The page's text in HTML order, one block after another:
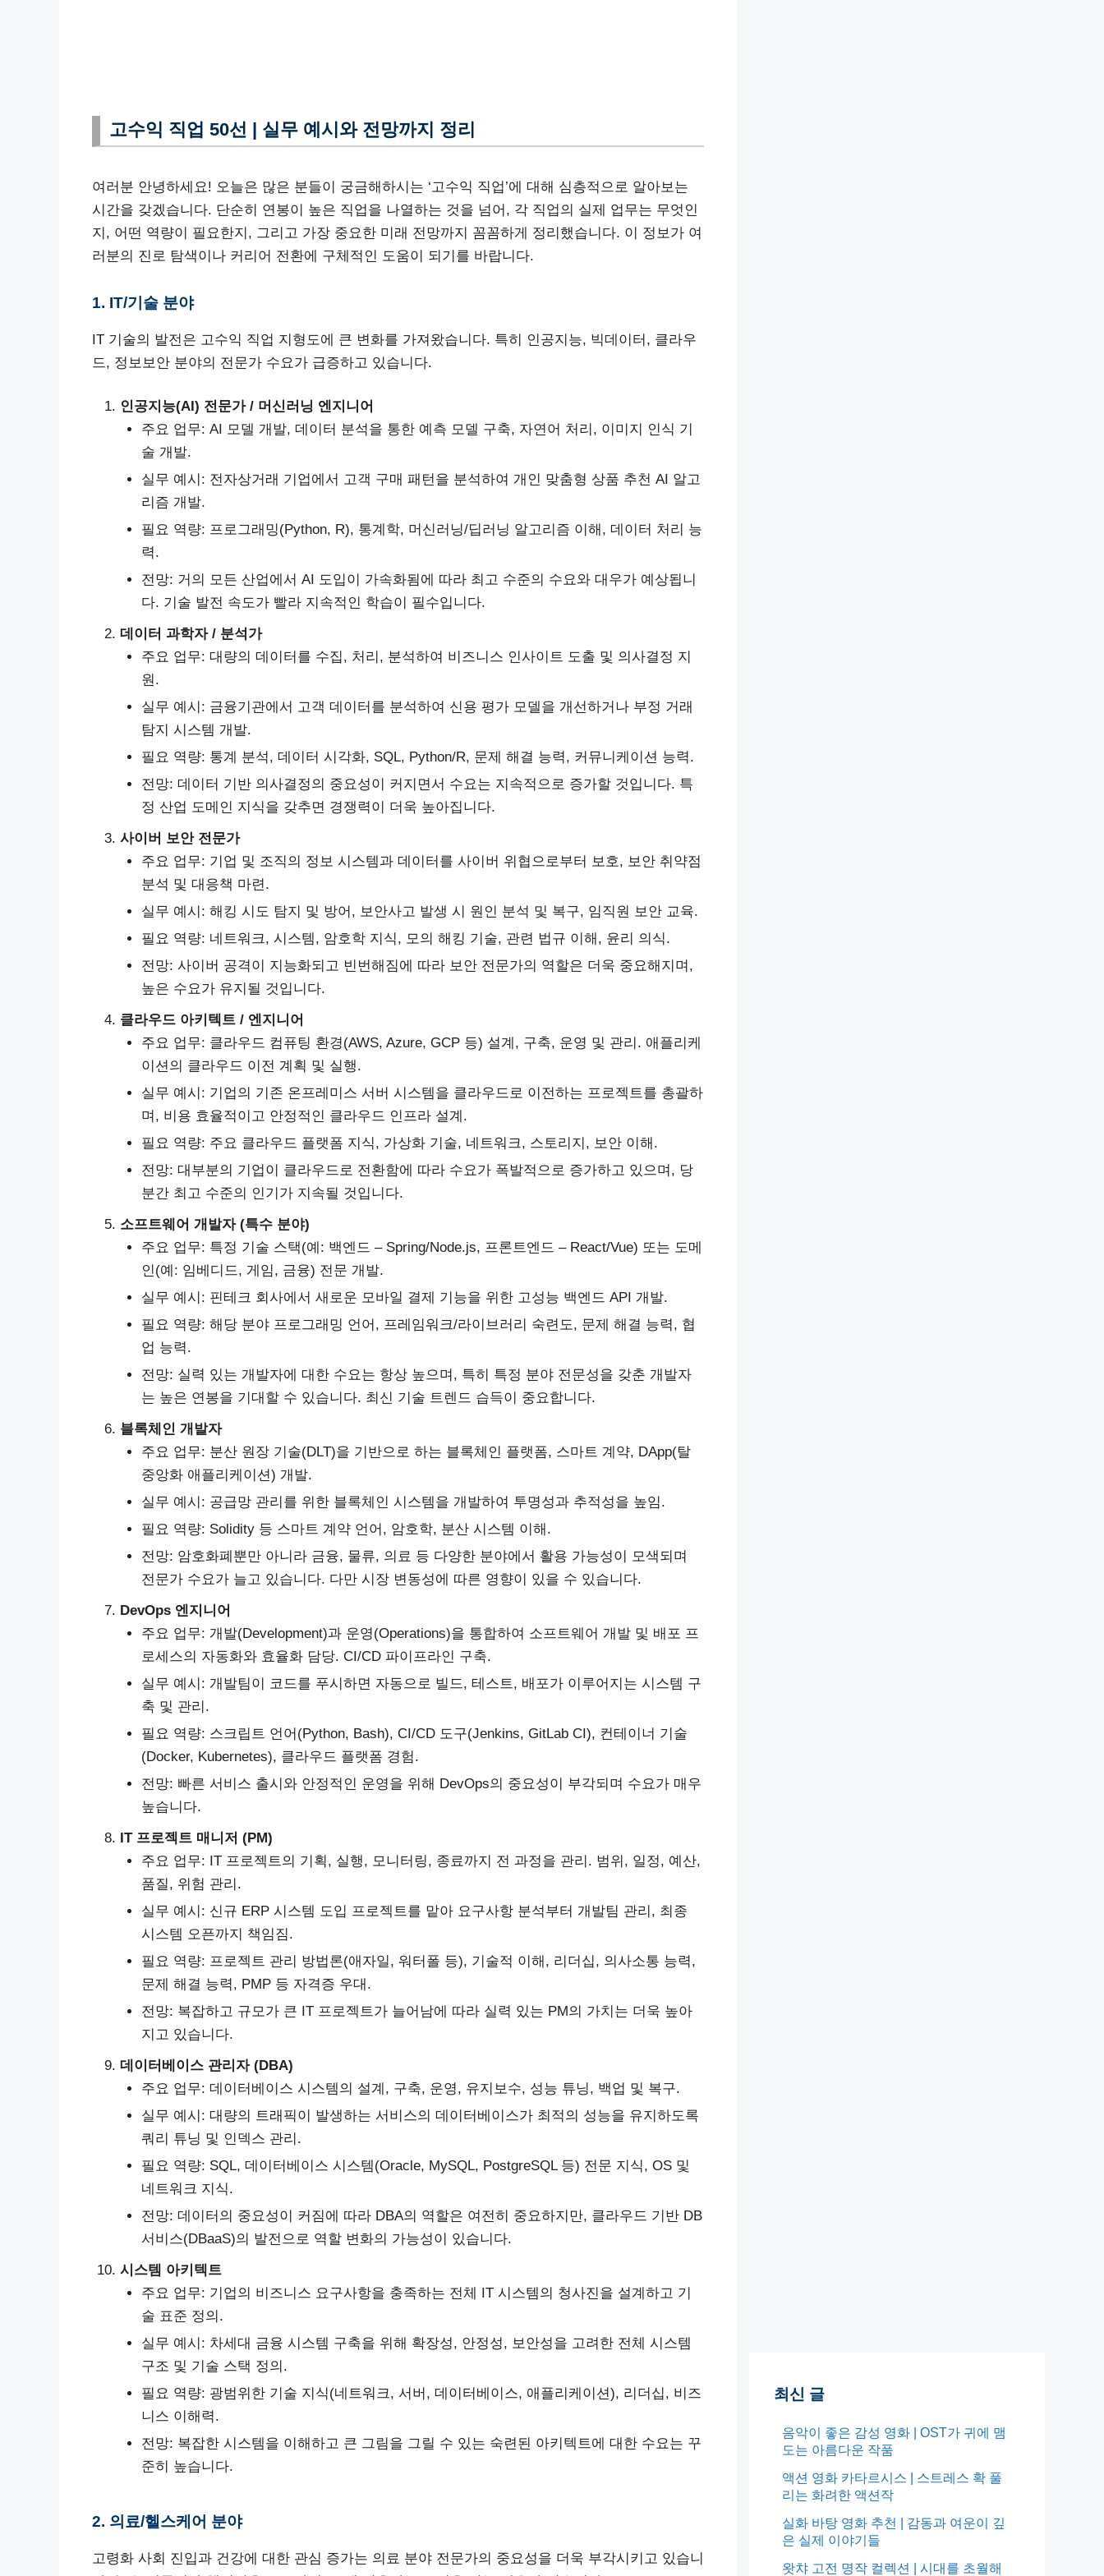
고수익 직업 50선 | 실무 예시와 전망까지 정리
여러분 안녕하세요! 오늘은 많은 분들이 궁금해하시는 ‘고수익 직업’에 대해 심층적으로 알아보는
시간을 갖겠습니다. 단순히 연봉이 높은 직업을 나열하는 것을 넘어, 각 직업의 실제 업무는 무엇인
지, 어떤 역량이 필요한지, 그리고 가장 중요한 미래 전망까지 꼼꼼하게 정리했습니다. 이 정보가 여
러분의 진로 탐색이나 커리어 전환에 구체적인 도움이 되기를 바랍니다.
1. IT/기술 분야
IT 기술의 발전은 고수익 직업 지형도에 큰 변화를 가져왔습니다. 특히 인공지능, 빅데이터, 클라우
드, 정보보안 분야의 전문가 수요가 급증하고 있습니다.
인공지능(AI) 전문가 / 머신러닝 엔지니어
주요 업무: AI 모델 개발, 데이터 분석을 통한 예측 모델 구축, 자연어 처리, 이미지 인식 기
술 개발.
실무 예시: 전자상거래 기업에서 고객 구매 패턴을 분석하여 개인 맞춤형 상품 추천 AI 알고
리즘 개발.
필요 역량: 프로그래밍(Python, R), 통계학, 머신러닝/딥러닝 알고리즘 이해, 데이터 처리 능
력.
전망: 거의 모든 산업에서 AI 도입이 가속화됨에 따라 최고 수준의 수요와 대우가 예상됩니
다. 기술 발전 속도가 빨라 지속적인 학습이 필수입니다.
데이터 과학자 / 분석가
주요 업무: 대량의 데이터를 수집, 처리, 분석하여 비즈니스 인사이트 도출 및 의사결정 지
원.
실무 예시: 금융기관에서 고객 데이터를 분석하여 신용 평가 모델을 개선하거나 부정 거래
탐지 시스템 개발.
필요 역량: 통계 분석, 데이터 시각화, SQL, Python/R, 문제 해결 능력, 커뮤니케이션 능력.
전망: 데이터 기반 의사결정의 중요성이 커지면서 수요는 지속적으로 증가할 것입니다. 특
정 산업 도메인 지식을 갖추면 경쟁력이 더욱 높아집니다.
사이버 보안 전문가
주요 업무: 기업 및 조직의 정보 시스템과 데이터를 사이버 위협으로부터 보호, 보안 취약점
분석 및 대응책 마련.
실무 예시: 해킹 시도 탐지 및 방어, 보안사고 발생 시 원인 분석 및 복구, 임직원 보안 교육.
필요 역량: 네트워크, 시스템, 암호학 지식, 모의 해킹 기술, 관련 법규 이해, 윤리 의식.
전망: 사이버 공격이 지능화되고 빈번해짐에 따라 보안 전문가의 역할은 더욱 중요해지며,
높은 수요가 유지될 것입니다.
클라우드 아키텍트 / 엔지니어
주요 업무: 클라우드 컴퓨팅 환경(AWS, Azure, GCP 등) 설계, 구축, 운영 및 관리. 애플리케
이션의 클라우드 이전 계획 및 실행.
실무 예시: 기업의 기존 온프레미스 서버 시스템을 클라우드로 이전하는 프로젝트를 총괄하
며, 비용 효율적이고 안정적인 클라우드 인프라 설계.
필요 역량: 주요 클라우드 플랫폼 지식, 가상화 기술, 네트워크, 스토리지, 보안 이해.
전망: 대부분의 기업이 클라우드로 전환함에 따라 수요가 폭발적으로 증가하고 있으며, 당
분간 최고 수준의 인기가 지속될 것입니다.
소프트웨어 개발자 (특수 분야)
주요 업무: 특정 기술 스택(예: 백엔드 – Spring/Node.js, 프론트엔드 – React/Vue) 또는 도메
인(예: 임베디드, 게임, 금융) 전문 개발.
실무 예시: 핀테크 회사에서 새로운 모바일 결제 기능을 위한 고성능 백엔드 API 개발.
필요 역량: 해당 분야 프로그래밍 언어, 프레임워크/라이브러리 숙련도, 문제 해결 능력, 협
업 능력.
전망: 실력 있는 개발자에 대한 수요는 항상 높으며, 특히 특정 분야 전문성을 갖춘 개발자
는 높은 연봉을 기대할 수 있습니다. 최신 기술 트렌드 습득이 중요합니다.
블록체인 개발자
주요 업무: 분산 원장 기술(DLT)을 기반으로 하는 블록체인 플랫폼, 스마트 계약, DApp(탈
중앙화 애플리케이션) 개발.
실무 예시: 공급망 관리를 위한 블록체인 시스템을 개발하여 투명성과 추적성을 높임.
필요 역량: Solidity 등 스마트 계약 언어, 암호학, 분산 시스템 이해.
전망: 암호화폐뿐만 아니라 금융, 물류, 의료 등 다양한 분야에서 활용 가능성이 모색되며
전문가 수요가 늘고 있습니다. 다만 시장 변동성에 따른 영향이 있을 수 있습니다.
DevOps 엔지니어
주요 업무: 개발(Development)과 운영(Operations)을 통합하여 소프트웨어 개발 및 배포 프
로세스의 자동화와 효율화 담당. CI/CD 파이프라인 구축.
실무 예시: 개발팀이 코드를 푸시하면 자동으로 빌드, 테스트, 배포가 이루어지는 시스템 구
축 및 관리.
필요 역량: 스크립트 언어(Python, Bash), CI/CD 도구(Jenkins, GitLab CI), 컨테이너 기술
(Docker, Kubernetes), 클라우드 플랫폼 경험.
전망: 빠른 서비스 출시와 안정적인 운영을 위해 DevOps의 중요성이 부각되며 수요가 매우
높습니다.
IT 프로젝트 매니저 (PM)
주요 업무: IT 프로젝트의 기획, 실행, 모니터링, 종료까지 전 과정을 관리. 범위, 일정, 예산,
품질, 위험 관리.
실무 예시: 신규 ERP 시스템 도입 프로젝트를 맡아 요구사항 분석부터 개발팀 관리, 최종
시스템 오픈까지 책임짐.
필요 역량: 프로젝트 관리 방법론(애자일, 워터폴 등), 기술적 이해, 리더십, 의사소통 능력,
문제 해결 능력, PMP 등 자격증 우대.
전망: 복잡하고 규모가 큰 IT 프로젝트가 늘어남에 따라 실력 있는 PM의 가치는 더욱 높아
지고 있습니다.
데이터베이스 관리자 (DBA)
주요 업무: 데이터베이스 시스템의 설계, 구축, 운영, 유지보수, 성능 튜닝, 백업 및 복구.
실무 예시: 대량의 트래픽이 발생하는 서비스의 데이터베이스가 최적의 성능을 유지하도록
쿼리 튜닝 및 인덱스 관리.
필요 역량: SQL, 데이터베이스 시스템(Oracle, MySQL, PostgreSQL 등) 전문 지식, OS 및
네트워크 지식.
전망: 데이터의 중요성이 커짐에 따라 DBA의 역할은 여전히 중요하지만, 클라우드 기반 DB
서비스(DBaaS)의 발전으로 역할 변화의 가능성이 있습니다.
시스템 아키텍트
주요 업무: 기업의 비즈니스 요구사항을 충족하는 전체 IT 시스템의 청사진을 설계하고 기
술 표준 정의.
실무 예시: 차세대 금융 시스템 구축을 위해 확장성, 안정성, 보안성을 고려한 전체 시스템
구조 및 기술 스택 정의.
필요 역량: 광범위한 기술 지식(네트워크, 서버, 데이터베이스, 애플리케이션), 리더십, 비즈
니스 이해력.
전망: 복잡한 시스템을 이해하고 큰 그림을 그릴 수 있는 숙련된 아키텍트에 대한 수요는 꾸
준히 높습니다.
2. 의료/헬스케어 분야
고령화 사회 진입과 건강에 대한 관심 증가는 의료 분야 전문가의 중요성을 더욱 부각시키고 있습니
최신 글
음악이 좋은 감성 영화 | OST가 귀에 맴
도는 아름다운 작품
액션 영화 카타르시스 | 스트레스 확 풀
리는 화려한 액션작
실화 바탕 영화 추천 | 감동과 여운이 깊
은 실제 이야기들
왓챠 고전 명작 컬렉션 | 시대를 초월해